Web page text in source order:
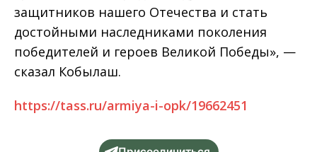
защитников нашего Отечества и стать
достойными наследниками поколения
победителей и героев Великой Победы», —
сказал Кобылаш.
https://tass.ru/armiya-i-opk/19662451